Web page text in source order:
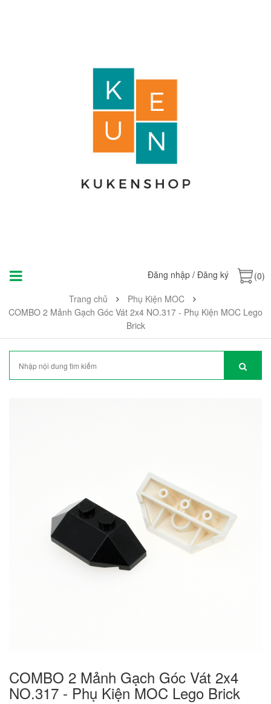
Đăng nhập / Đăng ký
(0)
Trang chủ
Phụ Kiện MOC
COMBO 2 Mảnh Gạch Góc Vát 2x4 NO.317 - Phụ Kiện MOC Lego
Brick
COMBO 2 Mảnh Gạch Góc Vát 2x4
NO.317 - Phụ Kiện MOC Lego Brick